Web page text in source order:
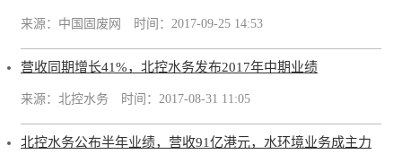
来源：中国固废网 时间：2017-09-25 14:53
营收同期增长41%，北控水务发布2017年中期业绩
来源：北控水务 时间：2017-08-31 11:05
北控水务公布半年业绩，营收91亿港元，水环境业务成主力